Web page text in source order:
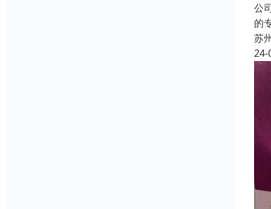
公
的
苏
24-